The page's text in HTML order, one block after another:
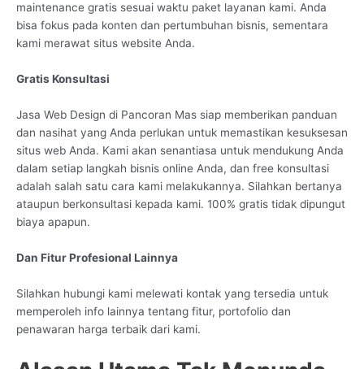
maintenance gratis sesuai waktu paket layanan kami. Anda
bisa fokus pada konten dan pertumbuhan bisnis, sementara
kami merawat situs website Anda.
Gratis Konsultasi
Jasa Web Design di Pancoran Mas siap memberikan panduan
dan nasihat yang Anda perlukan untuk memastikan kesuksesan
situs web Anda. Kami akan senantiasa untuk mendukung Anda
dalam setiap langkah bisnis online Anda, dan free konsultasi
adalah salah satu cara kami melakukannya. Silahkan bertanya
ataupun berkonsultasi kepada kami. 100% gratis tidak dipungut
biaya apapun.
Dan Fitur Profesional Lainnya
Silahkan hubungi kami melewati kontak yang tersedia untuk
memperoleh info lainnya tentang fitur, portofolio dan
penawaran harga terbaik dari kami.